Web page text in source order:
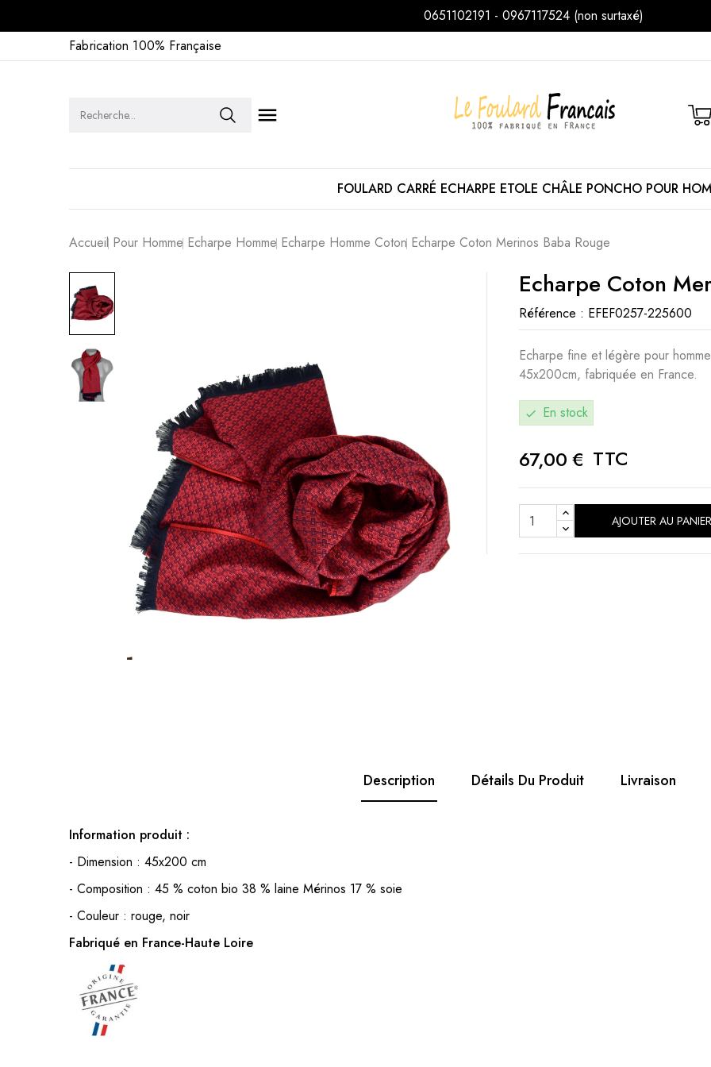
0651102191 - 0967117524 (non surtaxé)
Fabrication 100% Française

FOULARD CARRÉ ECHARPE ETOLE CHÂLE PONCHO POUR
Accueil Pour Homme Echarpe Homme Echarpe Homme Coton Echarpe Coton Merinos Baba Rouge
Echarpe Coton
Référence : EFEF0257-225600
Echarpe fine et légère pour
45x200cm, fabriquée en France.
check En stock
67,00 € TTC
AJOUTER AU PANIER
Description Détails Du Produit Livraison
Information produit :
- Dimension : 45x200 cm
- Composition : 45 % coton bio 38 % laine Mérinos 17 % soie
- Couleur : rouge, noir
Fabriqué en France-Haute Loire